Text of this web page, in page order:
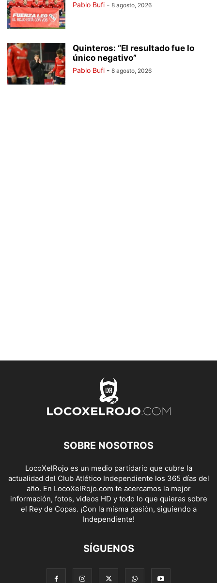
Pablo Bufi - 8 agosto, 2026
Quinteros: “El resultado fue lo
único negativo”
Pablo Bufi - 8 agosto, 2026
SOBRE NOSOTROS
LocoXelRojo es un medio partidario que cubre la
actualidad del Club Atlético Independiente los 365 días del
año. En LocoXelRojo.com te acercamos la mejor
información, fotos, videos HD y todo lo que quieras sobre
el Rey de Copas. ¡Con la misma pasión, siguiendo a
Independiente!
SÍGUENOS